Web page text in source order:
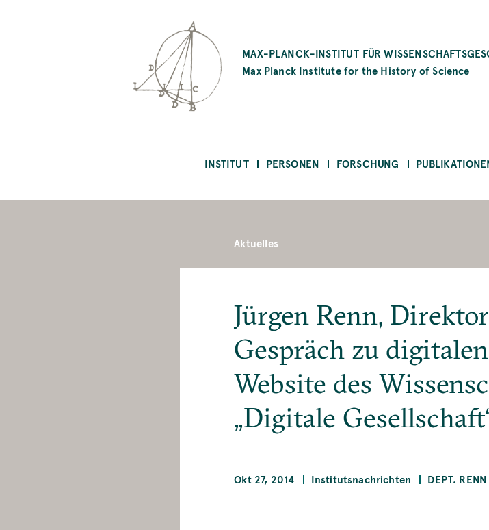
MAX-PLANCK-INSTITUT FÜR
Max Planck Institute for the History of Science
INSTITUT PERSONEN FORSCHUNG
Aktuelles
Jürgen Renn,
Gespräch zu
Website des
„Digitale
Okt 27, 2014 Institutsnachrichten DEPT. RENN